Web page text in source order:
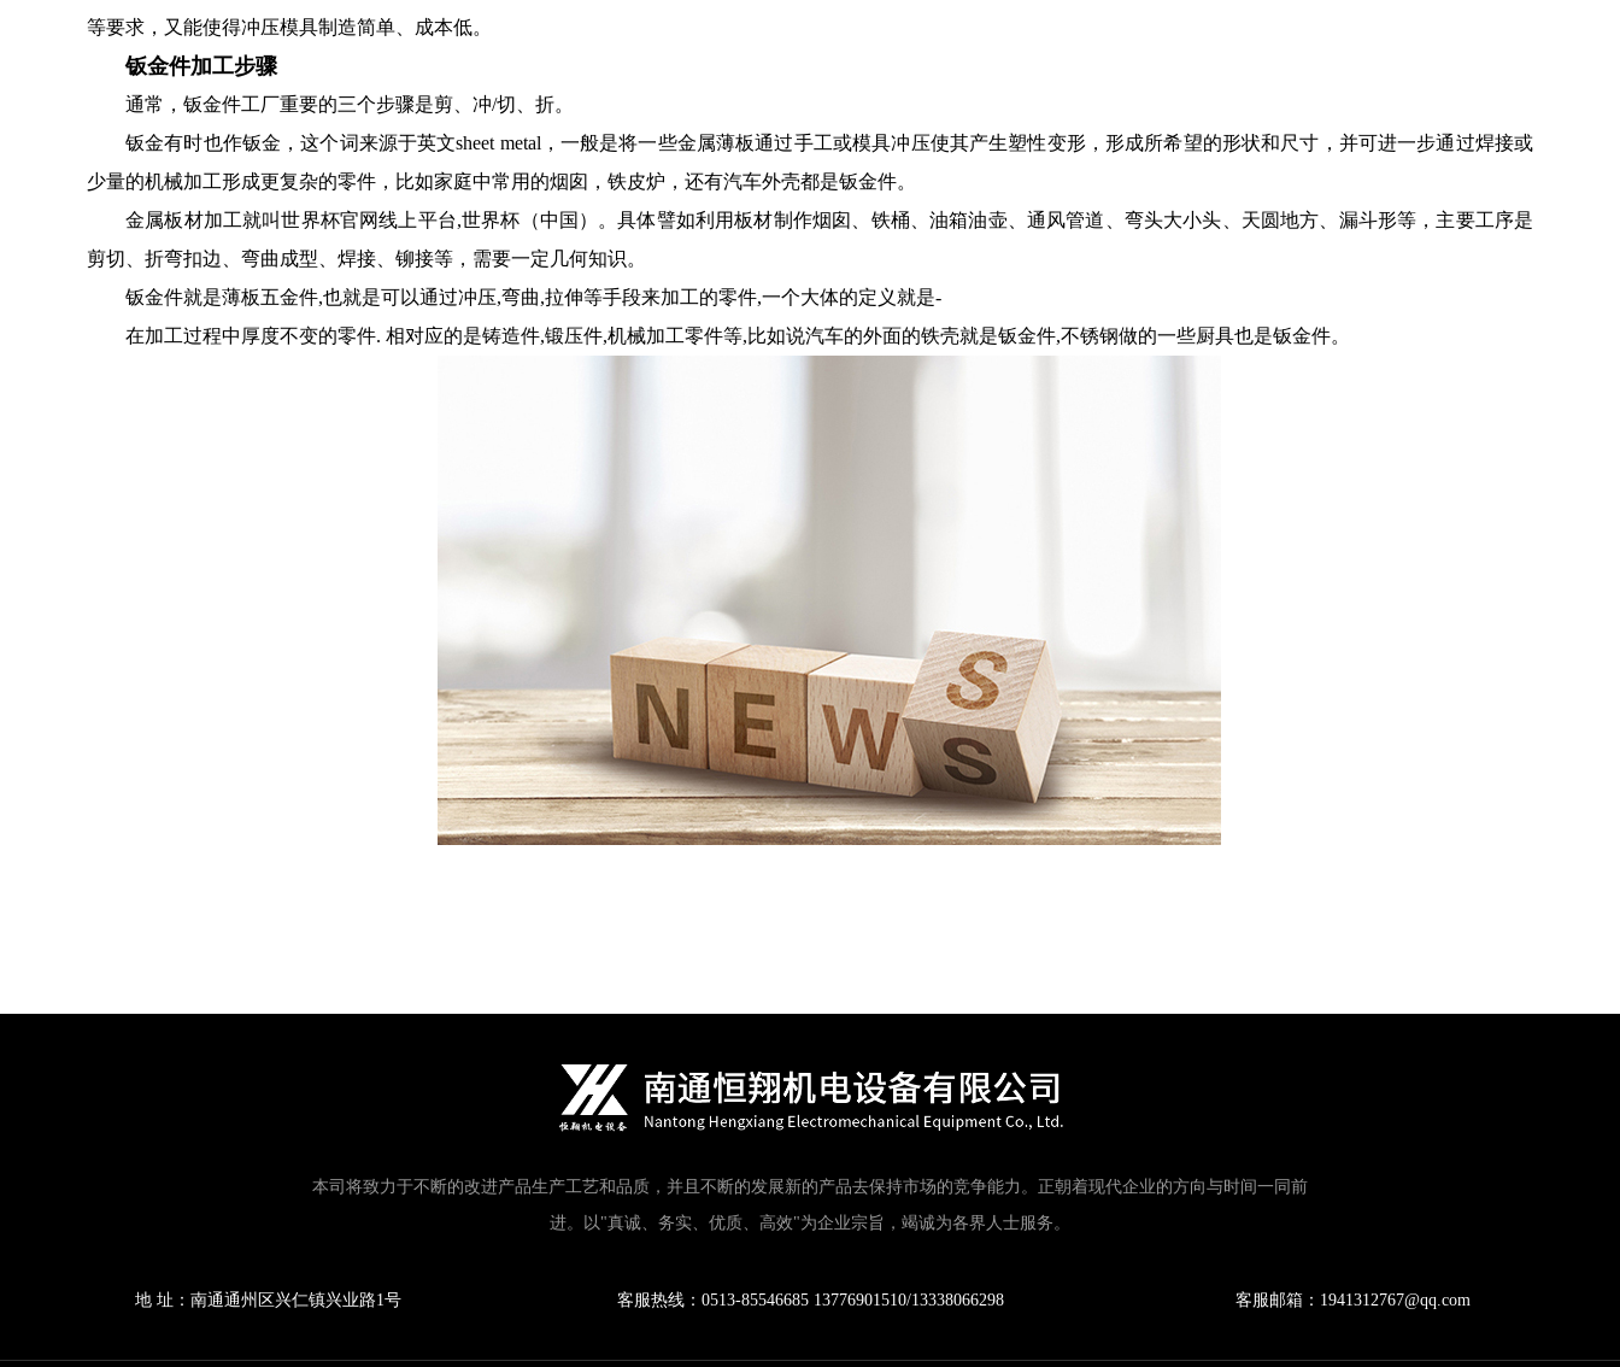
等要求，又能使得冲压模具制造简单、成本低。
钣金件加工步骤
通常，钣金件工厂重要的三个步骤是剪、冲/切、折。
钣金有时也作钣金，这个词来源于英文sheet metal，一般是将一些金属薄板通过手工或模具冲压使其产生塑性变形，形成所希望的形状和尺寸，并可进一步通过焊接或
少量的机械加工形成更复杂的零件，比如家庭中常用的烟囱，铁皮炉，还有汽车外壳都是钣金件。
金属板材加工就叫世界杯官网线上平台,世界杯（中国）。具体譬如利用板材制作烟囱、铁桶、油箱油壶、通风管道、弯头大小头、天圆地方、漏斗形等，主要工序是
剪切、折弯扣边、弯曲成型、焊接、铆接等，需要一定几何知识。
钣金件就是薄板五金件,也就是可以通过冲压,弯曲,拉伸等手段来加工的零件,一个大体的定义就是-
在加工过程中厚度不变的零件. 相对应的是铸造件,锻压件,机械加工零件等,比如说汽车的外面的铁壳就是钣金件,不锈钢做的一些厨具也是钣金件。
本司将致力于不断的改进产品生产工艺和品质，并且不断的发展新的产品去保持市场的竞争能力。正朝着现代企业的方向与时间一同前
进。以"真诚、务实、优质、高效"为企业宗旨，竭诚为各界人士服务。
地 址：南通通州区兴仁镇兴业路1号 客服热线：0513-85546685 13776901510/13338066298 客服邮箱：1941312767@qq.com